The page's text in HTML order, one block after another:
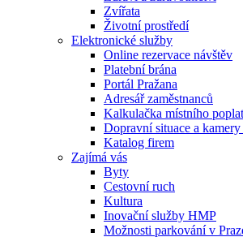
Zvířata
Životní prostředí
Elektronické služby
Online rezervace návštěv
Platební brána
Portál Pražana
Adresář zaměstnanců
Kalkulačka místního
Dopravní situace a
Katalog firem
Zajímá vás
Byty
Cestovní ruch
Kultura
Inovační služby HMP
Možnosti parkování v